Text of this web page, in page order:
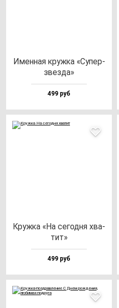
Имен­ная круж­ка «Супер­
звез­да»
499 руб
Круж­ка «На се­год­ня хва­
тит»
499 руб